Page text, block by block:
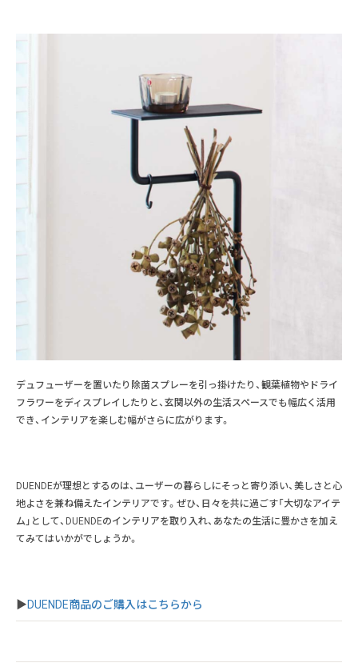
デュフューザーを置いたり除菌スプレーを引っ掛けたり、観葉植物やドライ
フラワーをディスプレイしたりと、玄関以外の生活スペースでも幅広く活用
でき、インテリアを楽しむ幅がさらに広がります。
DUENDEが理想とするのは、ユーザーの暮らしにそっと寄り添い、美しさと心
地よさを兼ね備えたインテリアです。ぜひ、日々を共に過ごす「大切なアイテ
ム」として、DUENDEのインテリアを取り入れ、あなたの生活に豊かさを加え
てみてはいかがでしょうか。
▶DUENDE商品のご購入はこちらから